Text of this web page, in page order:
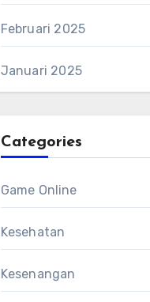
Februari 2025
Januari 2025
Categories
Game Online
Kesehatan
Kesenangan